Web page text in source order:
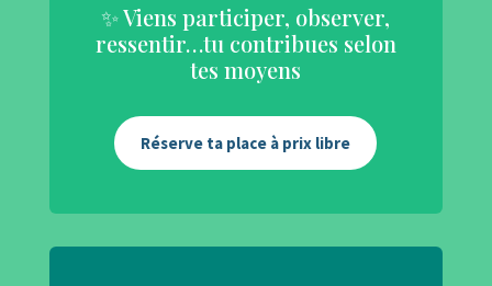
✨ Viens participer, observer,
ressentir…tu contribues selon
tes moyens
Réserve ta place à prix libre